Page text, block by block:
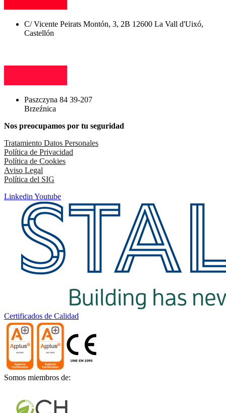
C/ Vicente Peirats Montón, 3, 2B 12600 La Vall d'Uixó,
Castellón
Paszczyna 84 39-207
Brzeźnica
Nos preocupamos por tu seguridad
Tratamiento Datos Personales
Política de Privacidad
Política de Cookies
Aviso Legal
Política del SIG
Linkedin Youtube
Certificados de Calidad
Somos miembros de: